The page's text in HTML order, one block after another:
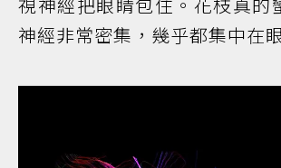
神經非常密集，幾乎都集中在